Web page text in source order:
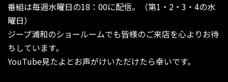
番組は毎週水曜日の18：00に配信。（第1・2・3・4の水
曜日）
ジープ浦和のショールームでも皆様のご来店を心よりお待
ちしています。
YouTube見たよとお声がけいただけたら幸いです。